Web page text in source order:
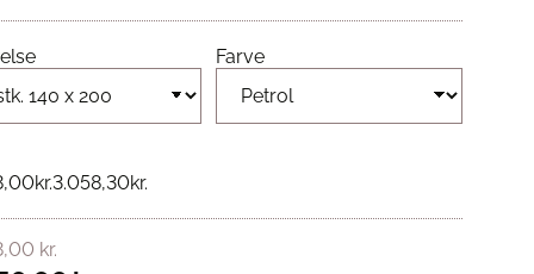
Farve
kr.3.058,30kr.
kr.